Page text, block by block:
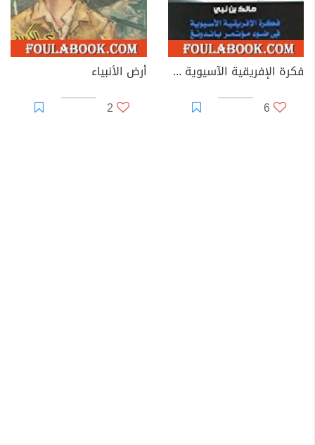
فكرة الإفريقية الآسيوية في ضوء مؤتمر باندونغ
6
أرض الأنبياء
2